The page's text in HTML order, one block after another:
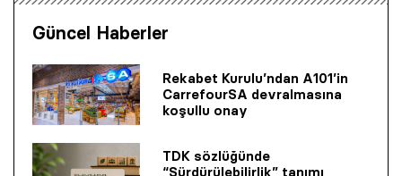
Güncel Haberler
Rekabet Kurulu’ndan A101’in
CarrefourSA devralmasına
koşullu onay
TDK sözlüğünde
“Sürdürülebilirlik” tanımı